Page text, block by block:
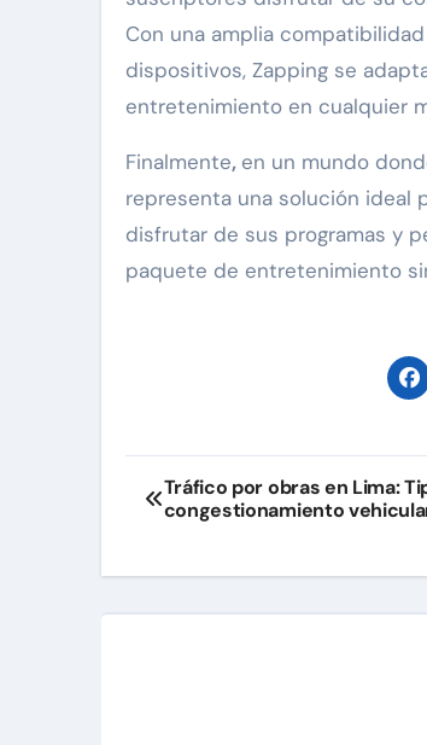
Con una amplia
dispositivos, Zapping se
entretenimiento en cualquier
Finalmente, en un mundo
representa una solución ideal
disfrutar de sus programas y
paquete de entretenimiento
Navegación
de
entradas
Tráfico por obras en Lima:
congestionamiento